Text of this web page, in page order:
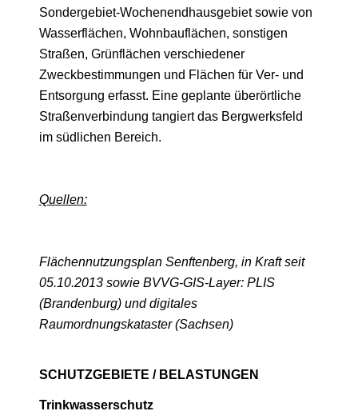
Sondergebiet-Wochenendhausgebiet sowie von
Wasserflächen, Wohnbauflächen, sonstigen
Straßen, Grünflächen verschiedener
Zweckbestimmungen und Flächen für Ver- und
Entsorgung erfasst. Eine geplante überörtliche
Straßenverbindung tangiert das Bergwerksfeld
im südlichen Bereich.
Quellen:
Flächennutzungsplan Senftenberg, in Kraft seit
05.10.2013 sowie BVVG-GIS-Layer: PLIS
(Brandenburg) und digitales
Raumordnungskataster (Sachsen)
SCHUTZGEBIETE / BELASTUNGEN
Trinkwasserschutz